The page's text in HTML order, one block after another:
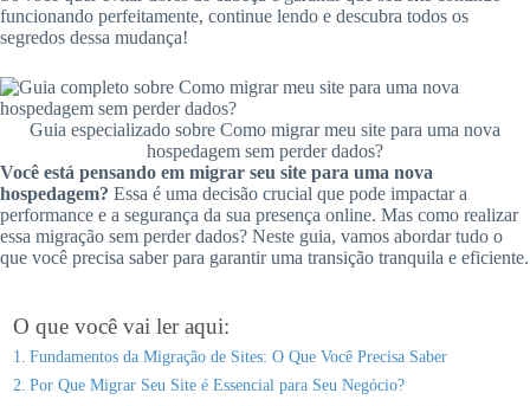
funcionando perfeitamente, continue lendo e descubra todos os
segredos dessa mudança!
Guia especializado sobre Como migrar meu site para uma nova
hospedagem sem perder dados?
Você está pensando em migrar seu site para uma nova
hospedagem? Essa é uma decisão crucial que pode impactar a
performance e a segurança da sua presença online. Mas como realizar
essa migração sem perder dados? Neste guia, vamos abordar tudo o
que você precisa saber para garantir uma transição tranquila e eficiente.
O que você vai ler aqui:
Fundamentos da Migração de Sites: O Que Você Precisa Saber
Por Que Migrar Seu Site é Essencial para Seu Negócio?